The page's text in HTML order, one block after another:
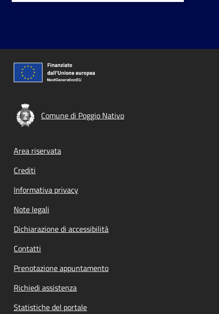
Comune di Poggio Nativo
Footer menu
Area riservata
Crediti
Informativa privacy
Note legali
Dichiarazione di accessibilità
Contatti
Prenotazione appuntamento
Richiedi assistenza
Statistiche del portale